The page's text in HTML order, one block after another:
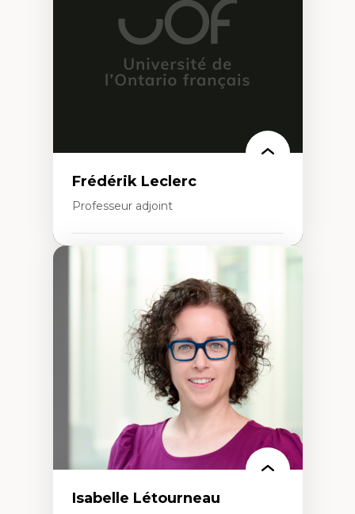
Conception de projet en milieu existant
Analyse critique en architecture et
enseignement du design architectural et
Frédérik Leclerc
Professeur adjoint
Théories et pratiques de l’urbanisme
Urbanisme durable
Histoire de l’urbanisme
Théories sur la
territorialité/territorialisation
Isabelle Létourneau